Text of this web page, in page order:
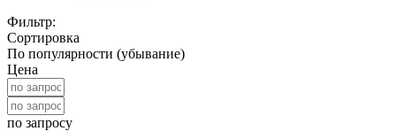
Фильтр:
Сортировка
По популярности (убывание)
Цена
по запросу